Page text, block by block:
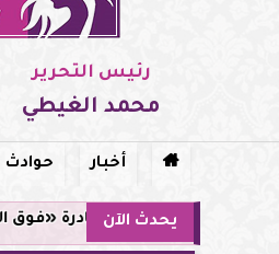
رئيس التحرير
محمد الغيطي
 أخبار حوادث
يحدث الآن
مبادرة «فوق الـ40».. وزارة العمل توفر فرص توظيف لأصحاب الخبرات